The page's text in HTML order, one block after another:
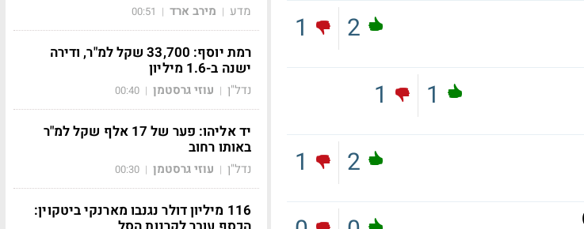
2
1
1
1
2
1
מדע | מירב ארד |
00:51
רמת יוסף: 33,700 שקל למ"ר, ודירה
ישנה ב-1.6 מיליון
נדל"ן | עוזי גרסטמן |
00:40
יד אליהו: פער של 17 אלף שקל למ"ר
באותו רחוב
נדל"ן | עוזי גרסטמן |
00:30
116 מיליון דולר נגנבו מארנקי ביטקוין: